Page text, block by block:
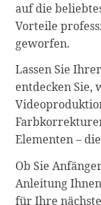
auf die
Vorteile
geworfen.
Lassen Sie
entdecken Sie,
Elementen –
Ob Sie
Anleitung
für Ihre